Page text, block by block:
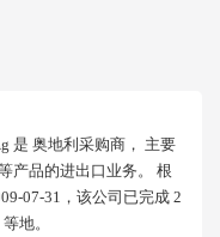
是 奥地利采购商， 主要
产品的进出口业务。 根
07-31，该公司已完成 2
地。